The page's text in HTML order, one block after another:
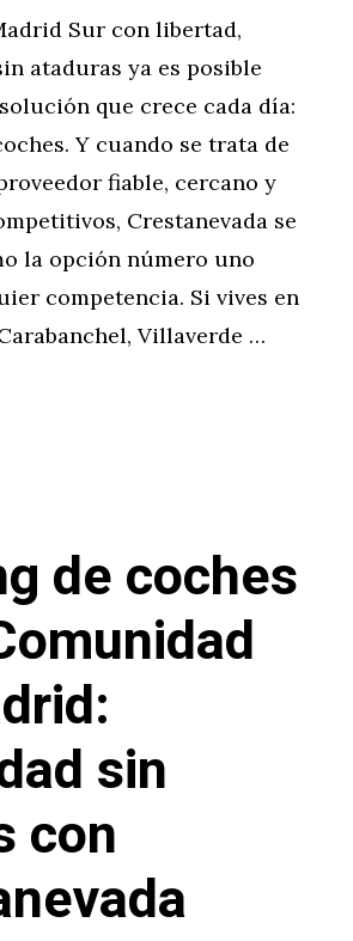
Sur con libertad,
ataduras ya es posible
que crece cada día:
Y cuando se trata de
fiable, cercano y
Crestanevada se
la opción número uno
competencia. Si vives en
Villaverde …
de coches
sin
con